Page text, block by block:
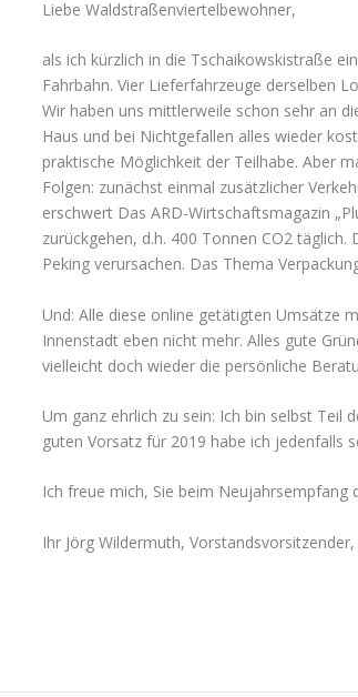
Liebe Waldstraßenviertelbewohner,
als ich kürzlich in die Tschaikowskistraße
Fahrbahn. Vier Lieferfahrzeuge derselben
Wir haben uns mittlerweile schon sehr an
Haus und bei Nichtgefallen alles wieder
praktische Möglichkeit der Teilhabe. Aber
Folgen: zunächst einmal zusätzlicher
erschwert Das ARD-Wirtschaftsmagazin
zurückgehen, d.h. 400 Tonnen CO2
Peking verursachen. Das Thema
Und: Alle diese online getätigten Umsätze
Innenstadt eben nicht mehr. Alles gute
vielleicht doch wieder die persönliche
Um ganz ehrlich zu sein: Ich bin selbst Teil
guten Vorsatz für 2019 habe ich jedenfalls
Ich freue mich, Sie beim Neujahrsempfang
Ihr Jörg Wildermuth,